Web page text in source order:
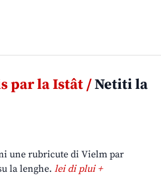
par la Istât /Netiti la
une rubricute di Vielm par
la lenghe. lei di plui +